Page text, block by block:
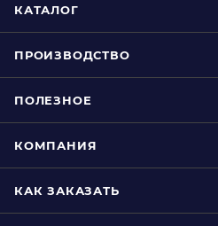
КАТАЛОГ
ПРОИЗВОДСТВО
ПОЛЕЗНОЕ
КОМПАНИЯ
КАК ЗАКАЗАТЬ